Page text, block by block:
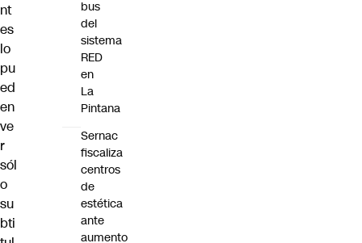
nt
es
lo
pu
ed
en
ve
r
sól
o
su
bti
bus
del
sistema
RED
en
La
Pintana
Sernac
fiscaliza
centros
de
estética
ante
aumento